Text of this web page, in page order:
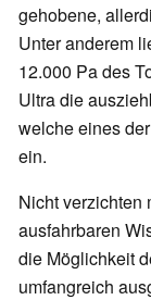
gehobene,
Unter anderem
12.000 Pa des
Ultra die
welche eines
ein.
Nicht verzichten
ausfahrbaren
die Möglichkeit
umfangreich